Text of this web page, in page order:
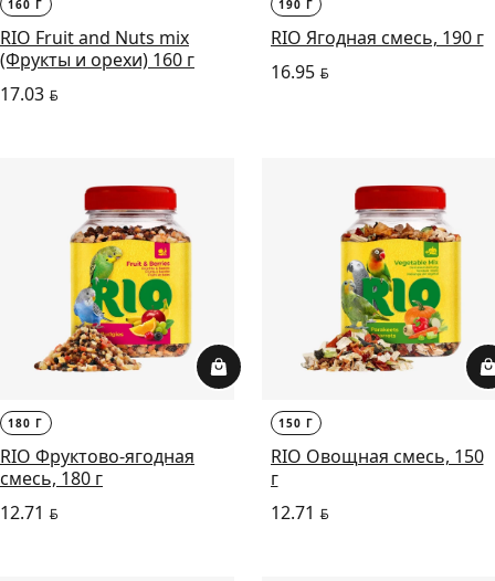
160 Г
RIO Fruit and Nuts mix
(Фрукты и орехи) 160 г
17.03 BYN
190 Г
RIO Ягодная смесь, 190 г
16.95BYN
180 Г
RIO Фруктово-ягодная
смесь, 180 г
12.71 BYN
150 Г
RIO Овощная смесь, 150
г
12.71 BYN